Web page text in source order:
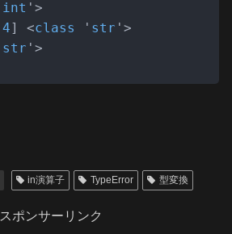
int '>
4] <class ' str
str
in演算子 TypeError 型変換
スポンサーリンク